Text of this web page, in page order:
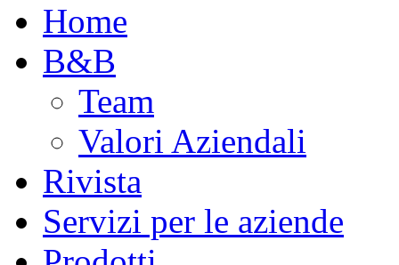
Home
B&B
Team
Valori Aziendali
Rivista
Servizi per le aziende